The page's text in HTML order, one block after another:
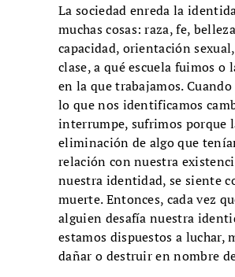
La sociedad enreda la
muchas cosas: raza, fe,
capacidad, orientación
clase, a qué escuela fuimos o
en la que trabajamos.
lo que nos identificamos
interrumpe, sufrimos porque
eliminación de algo que
relación con nuestra
nuestra identidad, se siente
muerte. Entonces, cada vez
alguien desafía nuestra
estamos dispuestos a luchar,
dañar o destruir en nombre